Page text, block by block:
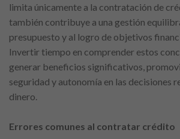
limita únicamente a la contratación de
también contribuye a una gestión
presupuesto y al logro de objetivos
Invertir tiempo en comprender estos
generar beneficios significativos,
seguridad y autonomía en las decisiones
dinero.
Errores comunes al contratar crédito